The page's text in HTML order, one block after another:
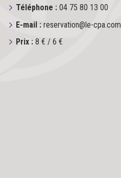
Téléphone : 04 75 80 13 00
E-mail : reservation@le-cpa.com
Prix : 8 € / 6 €